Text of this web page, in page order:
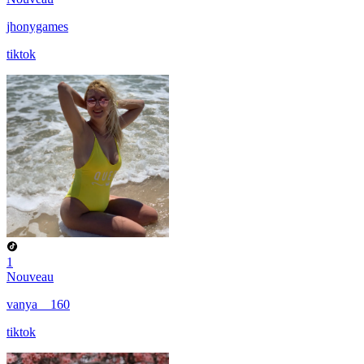
jhonygames
tiktok
1
Nouveau
vanya__160
tiktok